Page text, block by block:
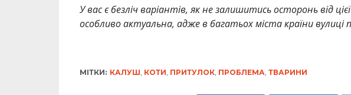
У вас є безліч варіантів, як не залишитись осторонь від
особливо актуальна, адже в багатьох міста країни
МІТКИ: КАЛУШ КОТИ ПРИТУЛОК, ПРОБЛЕМА ТВАРИНИ